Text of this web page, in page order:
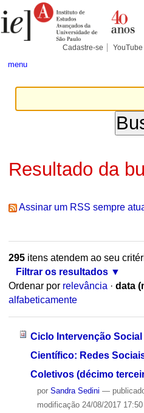
para
conteúdo.
Pessoais
Cadastre-se YouTube
menu
Resultado da
Assinar um RSS sempre
295itens atendem ao seu
Filtrar os resultados
Ordenar por relevância · data
alfabeticamente
Ciclo Intervenção
Científico: Redes
Coletivos (décimo
por Sandra Sedini —
modificação24/08/2017 17:50